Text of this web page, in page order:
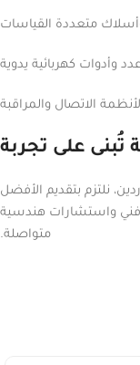
متعددة القياسات
وأدوات كهربائية يدوية
الاتصال والمراقبة
تُبنى على تجربة
نلتزم بتقديم الأفضل
فني واستشارات هندسية
متواصلة.